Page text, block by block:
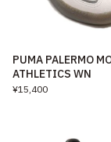
PUMA PALERMO
ATHLETICS WN
¥15,400